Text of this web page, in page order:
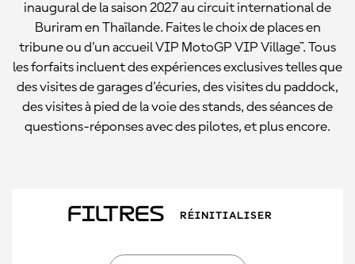
inaugural de la saison 2027 au circuit international de
Buriram en Thaïlande. Faites le choix de places en
tribune ou d'un accueil VIP MotoGP VIP Village™. Tous
les forfaits incluent des expériences exclusives telles que
des visites de garages d'écuries, des visites du paddock,
des visites à pied de la voie des stands, des séances de
questions-réponses avec des pilotes, et plus encore.
Filtres RÉINITIALISER